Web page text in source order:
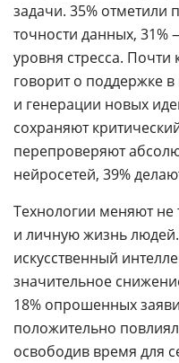
задачи. 35% отметили
точности данных, 31%
уровня стресса.
говорит о поддержке
и генерации новых
сохраняют
перепроверяют
нейросетей, 39%
Технологии меняют не
и личную жизнь
искусственный
значительное
18% опрошенных
положительно
освободив время для